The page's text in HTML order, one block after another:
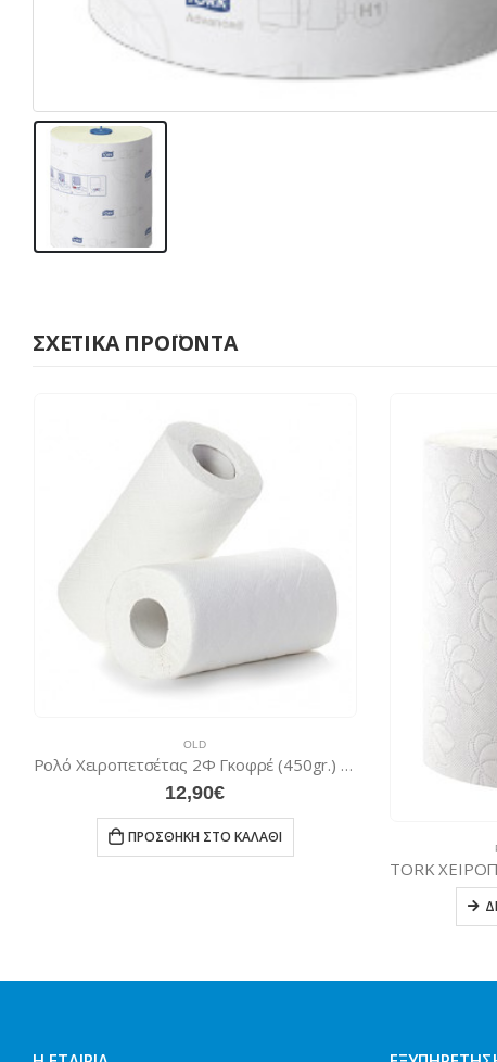
ΣΧΕΤΙΚΆ ΠΡΟΪΌΝΤΑ
OLD
Ρολό Χειροπετσέτας 2Φ Γκοφρέ (450gr.) 12 Τεμάχια
12,90€
ΠΡΟΣΘΉΚΗ ΣΤΟ ΚΑΛΆΘΙ